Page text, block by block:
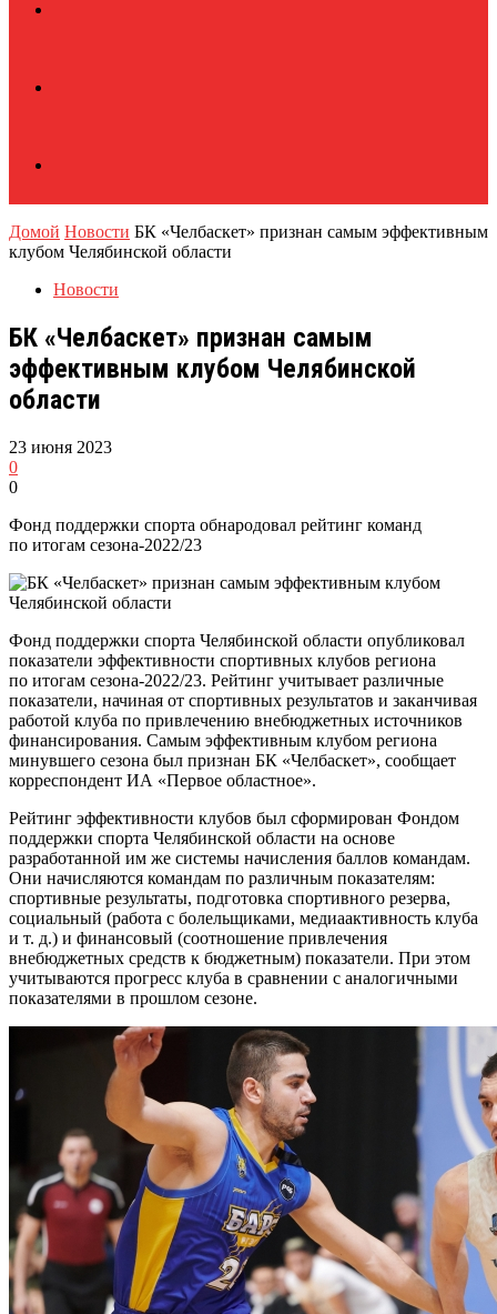
Домой Новости БК «Челбаскет» признан самым эффективным
клубом Челябинской области
Новости
БК «Челбаскет» признан самым
эффективным клубом Челябинской
области
23 июня 2023
0
0
Фонд поддержки спорта обнародовал рейтинг команд
по итогам сезона‑2022/23
Фонд поддержки спорта Челябинской области опубликовал
показатели эффективности спортивных клубов региона
по итогам сезона-2022/23. Рейтинг учитывает различные
показатели, начиная от спортивных результатов и заканчивая
работой клуба по привлечению внебюджетных источников
финансирования. Самым эффективным клубом региона
минувшего сезона был признан БК «Челбаскет», сообщает
корреспондент ИА «Первое областное».
Рейтинг эффективности клубов был сформирован Фондом
поддержки спорта Челябинской области на основе
разработанной им же системы начисления баллов командам.
Они начисляются командам по различным показателям:
спортивные результаты, подготовка спортивного резерва,
социальный (работа с болельщиками, медиаактивность клуба
и т. д.) и финансовый (соотношение привлечения
внебюджетных средств к бюджетным) показатели. При этом
учитываются прогресс клуба в сравнении с аналогичными
показателями в прошлом сезоне.